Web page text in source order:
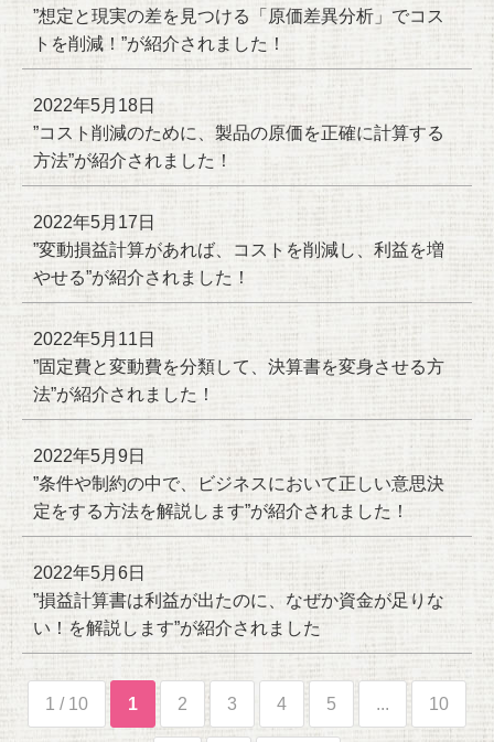
”想定と現実の差を見つける「原価差異分析」でコス
トを削減！”が紹介されました！
2022年5月18日
”コスト削減のために、製品の原価を正確に計算する
方法”が紹介されました！
2022年5月17日
”変動損益計算があれば、コストを削減し、利益を増
やせる”が紹介されました！
2022年5月11日
”固定費と変動費を分類して、決算書を変身させる方
法”が紹介されました！
2022年5月9日
”条件や制約の中で、ビジネスにおいて正しい意思決
定をする方法を解説します”が紹介されました！
2022年5月6日
”損益計算書は利益が出たのに、なぜか資金が足りな
い！を解説します”が紹介されました
1 / 10 1 2 3 4 5 ... 10